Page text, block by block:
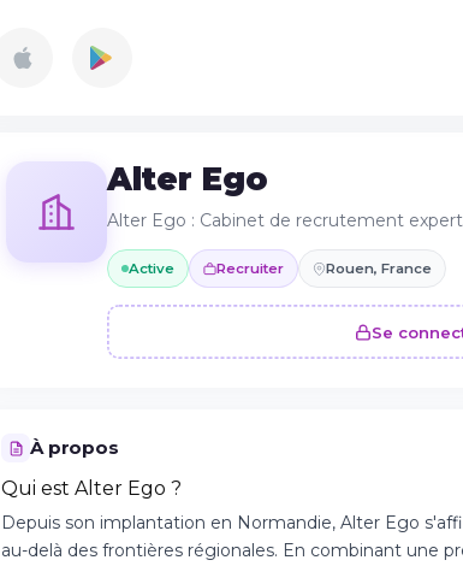
Alter Ego
Alter Ego : Cabinet de recrutement
Active Recruiter Rouen, France
Se
À propos
Qui est Alter Ego ?
Depuis son implantation en Normandie, Alter Ego
au-delà des frontières régionales. En combinant une